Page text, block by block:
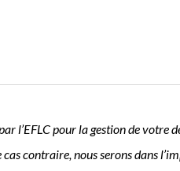
pour la gestion de votre
contraire, nous serons dans